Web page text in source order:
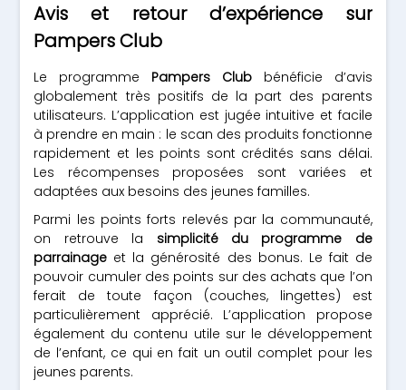
Avis et retour d’expérience sur
Pampers Club
Le programme Pampers Clubbénéficie d’avis
globalement très positifs de la part des parents
utilisateurs. L’application est jugée intuitive et facile
à prendre en main : le scan des produits fonctionne
rapidement et les points sont crédités sans délai.
Les récompenses proposées sont variées et
adaptées aux besoins des jeunes familles.
Parmi les points forts relevés par la communauté,
on retrouve la simplicité du programme de
parrainage et la générosité des bonus. Le fait de
pouvoir cumuler des points sur des achats que l’on
ferait de toute façon (couches, lingettes) est
particulièrement apprécié. L’application propose
également du contenu utile sur le développement
de l’enfant, ce qui en fait un outil complet pour les
jeunes parents.